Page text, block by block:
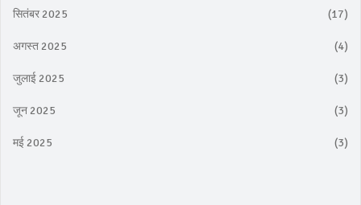
सितंबर 2025 (17)
अगस्त 2025 (4)
जुलाई 2025 (3)
जून 2025 (3)
मई 2025 (3)